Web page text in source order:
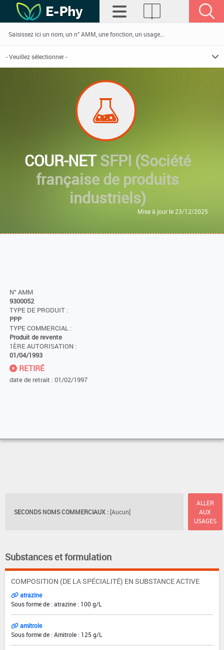
COUR-NETSFPI (Société
française de produits
industriels)
Mise à jour le 23/12/2025
N° AMM
9300052
TYPE DE PRODUIT :
PPP
TYPE COMMERCIAL :
Produit de revente
1ÈRE AUTORISATION :
01/04/1993
RETIRÉ
date de retrait : 01/02/1997
SECONDS NOMS COMMERCIAUX : [Aucun]
ALLER
AUX
USAGES
Substances et formulation
COMPOSITION (DE LA SPÉCIALITÉ) EN SUBSTANCE ACTIVE
atrazine
Sous forme de : atrazine : 100 g/L
amitrole
Sous forme de : Amitrole : 125 g/L